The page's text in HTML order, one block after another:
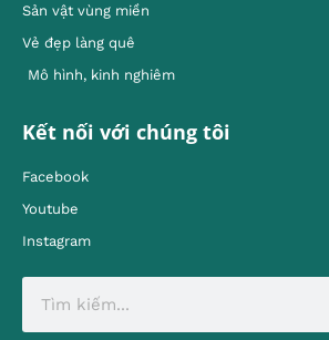
Sản vật vùng miền
Vẻ đẹp làng quê
Mô hình, kinh nghiêm
Kết nối với chúng tôi
Facebook
Youtube
Instagram